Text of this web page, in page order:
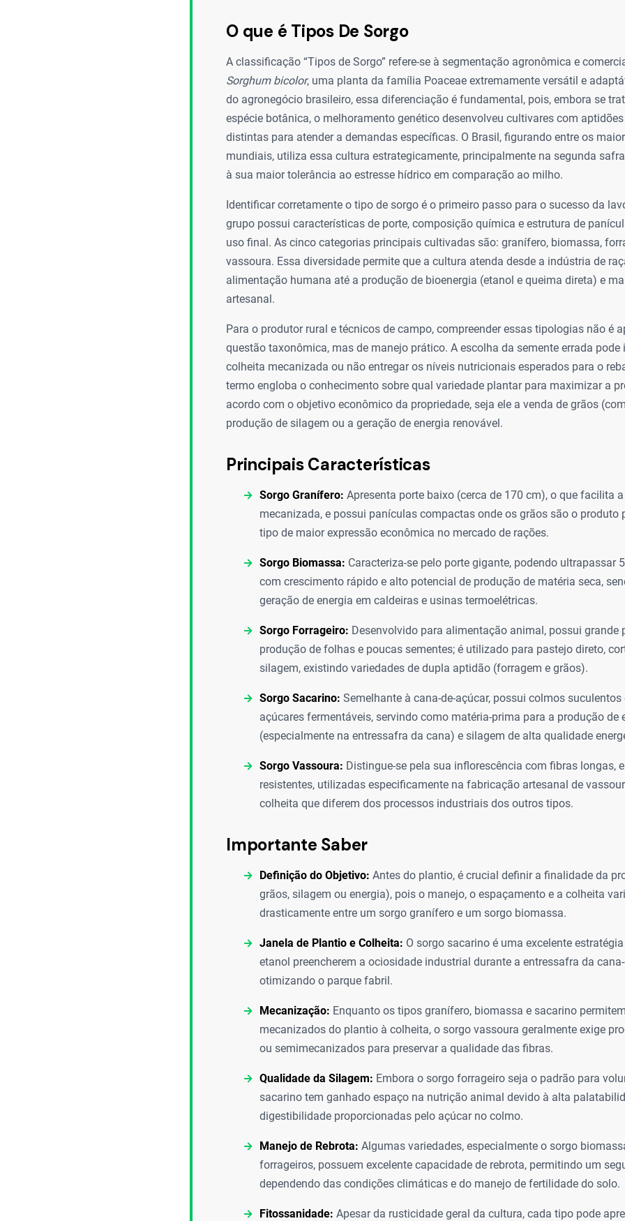
O que é Tipos De Sorgo
A classificação “Tipos de Sorgo” refere-se à segmentação agronômica e
Sorghum bicolor, uma planta da família Poaceae extremamente versátil e
do agronegócio brasileiro, essa diferenciação é fundamental, pois, embora se
espécie botânica, o melhoramento genético desenvolveu cultivares com
distintas para atender a demandas específicas. O Brasil, figurando entre os
mundiais, utiliza essa cultura estrategicamente, principalmente na segunda
à sua maior tolerância ao estresse hídrico em comparação ao milho.
Identificar corretamente o tipo de sorgo é o primeiro passo para o sucesso da
grupo possui características de porte, composição química e estrutura de
uso final. As cinco categorias principais cultivadas são: granífero, biomassa,
vassoura. Essa diversidade permite que a cultura atenda desde a indústria de
alimentação humana até a produção de bioenergia (etanol e queima direta) e
artesanal.
Para o produtor rural e técnicos de campo, compreender essas tipologias não é
questão taxonômica, mas de manejo prático. A escolha da semente errada
colheita mecanizada ou não entregar os níveis nutricionais esperados para o
termo engloba o conhecimento sobre qual variedade plantar para maximizar a
acordo com o objetivo econômico da propriedade, seja ele a venda de grãos
produção de silagem ou a geração de energia renovável.
Principais Características
Sorgo Granífero: Apresenta porte baixo (cerca de 170 cm), o que facilita
mecanizada, e possui panículas compactas onde os grãos são o produto
tipo de maior expressão econômica no mercado de rações.
Sorgo Biomassa: Caracteriza-se pelo porte gigante, podendo ultrapassar
com crescimento rápido e alto potencial de produção de matéria seca,
geração de energia em caldeiras e usinas termoelétricas.
Sorgo Forrageiro: Desenvolvido para alimentação animal, possui grande
produção de folhas e poucas sementes; é utilizado para pastejo direto,
silagem, existindo variedades de dupla aptidão (forragem e grãos).
Sorgo Sacarino: Semelhante à cana-de-açúcar, possui colmos suculentos
açúcares fermentáveis, servindo como matéria-prima para a produção de
(especialmente na entressafra da cana) e silagem de alta qualidade
Sorgo Vassoura: Distingue-se pela sua inflorescência com fibras longas,
resistentes, utilizadas especificamente na fabricação artesanal de
colheita que diferem dos processos industriais dos outros tipos.
Importante Saber
Definição do Objetivo: Antes do plantio, é crucial definir a finalidade da
grãos, silagem ou energia), pois o manejo, o espaçamento e a colheita
drasticamente entre um sorgo granífero e um sorgo biomassa.
Janela de Plantio e Colheita: O sorgo sacarino é uma excelente
etanol preencherem a ociosidade industrial durante a entressafra da
otimizando o parque fabril.
Mecanização: Enquanto os tipos granífero, biomassa e sacarino
mecanizados do plantio à colheita, o sorgo vassoura geralmente exige
ou semimecanizados para preservar a qualidade das fibras.
Qualidade da Silagem: Embora o sorgo forrageiro seja o padrão para
sacarino tem ganhado espaço na nutrição animal devido à alta
digestibilidade proporcionadas pelo açúcar no colmo.
Manejo de Rebrota: Algumas variedades, especialmente o sorgo
forrageiros, possuem excelente capacidade de rebrota, permitindo um
dependendo das condições climáticas e do manejo de fertilidade do solo.
Fitossanidade: Apesar da rusticidade geral da cultura, cada tipo pode